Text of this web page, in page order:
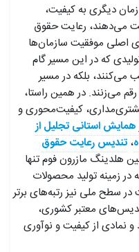
دیگری به کیفیت،
می‌دهند، رعایت حقوق
اصلی موفقیت سازمان‌ها
که در این مسیر گام
می‌کنند، بلکه در مسیر
می‌زنند. در همین راستا،
کیفیت‌محوری و
همایش استانی تجلیل از
، تندیس رعایت حقوق
هلدینگ مازرون فوم تنها
در زمینه تولید محصولات
سطح ملی نیز رتبه‌های برتر
معتبر کشوری،
و نمادی از کیفیت و نوآوری